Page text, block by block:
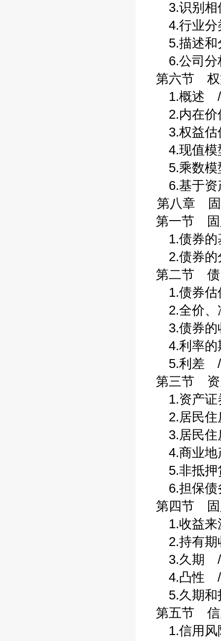
3.识别相
4.行业分
5.描述和
6.公司
第六节 权
1.概述 /
2.内在价
3.权益估
4.现值模
5.乘数
6.基于资
第八章
第一节 固
1.债券的
2.债券的
第二节
1.债券估
2.全价、
3.债券的
4.利率的
5.利差 /
第三节
1.资产证
2.居民住
3.居民住
4.商业地
5.非抵押
6.担保债
第四节 固
1.收益
2.持有期
3.久期 /
4.凸性 /
5.久期和
第五节 信
1.信用